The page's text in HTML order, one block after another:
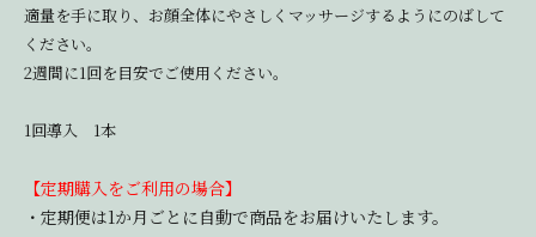
適量を手に取り、お顔全体にやさしくマッサージするようにのばして
ください。
2週間に1回を目安でご使用ください。
1回導入 1本
【定期購入をご利用の場合】
・定期便は1か月ごとに自動で商品をお届けいたします。